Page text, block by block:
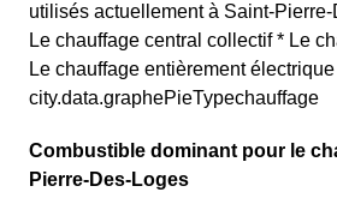
utilisés actuellement à Saint-
Le chauffage central collectif * Le
Le chauffage entièrement électrique
city.data.graphePieTypechauffage
Combustible dominant pour le
Pierre-Des-Loges